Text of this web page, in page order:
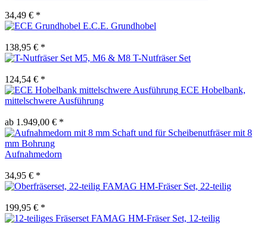
34,49 € *
E.C.E. Grundhobel
138,95 € *
T-Nutfräser Set
124,54 € *
ECE Hobelbank,
mittelschwere Ausführung
ab 1.949,00 € *
Aufnahmedorn
34,95 € *
FAMAG HM-Fräser Set, 22-teilig
199,95 € *
FAMAG HM-Fräser Set, 12-teilig